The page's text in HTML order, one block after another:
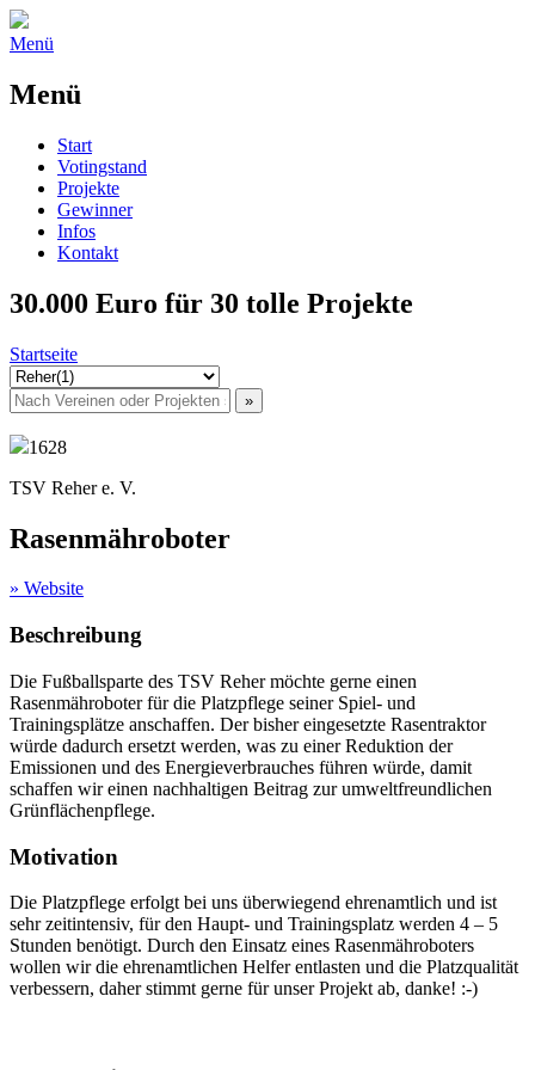
Menü
Menü
Start
Votingstand
Projekte
Gewinner
Infos
Kontakt
30.000 Euro für 30 tolle Projekte
Startseite
1628
TSV Reher e. V.
Rasenmähroboter
» Website
Beschreibung
Die Fußballsparte des TSV Reher möchte gerne einen
Rasenmähroboter für die Platzpflege seiner Spiel- und
Trainingsplätze anschaffen. Der bisher eingesetzte Rasentraktor
würde dadurch ersetzt werden, was zu einer Reduktion der
Emissionen und des Energieverbrauches führen würde, damit
schaffen wir einen nachhaltigen Beitrag zur umweltfreundlichen
Grünflächenpflege.
Motivation
Die Platzpflege erfolgt bei uns überwiegend ehrenamtlich und ist
sehr zeitintensiv, für den Haupt- und Trainingsplatz werden 4 – 5
Stunden benötigt. Durch den Einsatz eines Rasenmähroboters
wollen wir die ehrenamtlichen Helfer entlasten und die Platzqualität
verbessern, daher stimmt gerne für unser Projekt ab, danke! :-)